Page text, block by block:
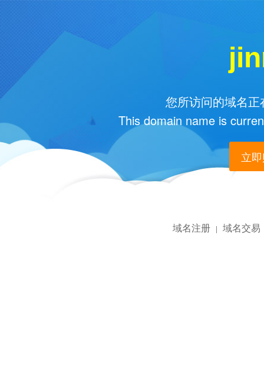
您所访问的域名
This domain name is
立
域名注册 | 域名交易